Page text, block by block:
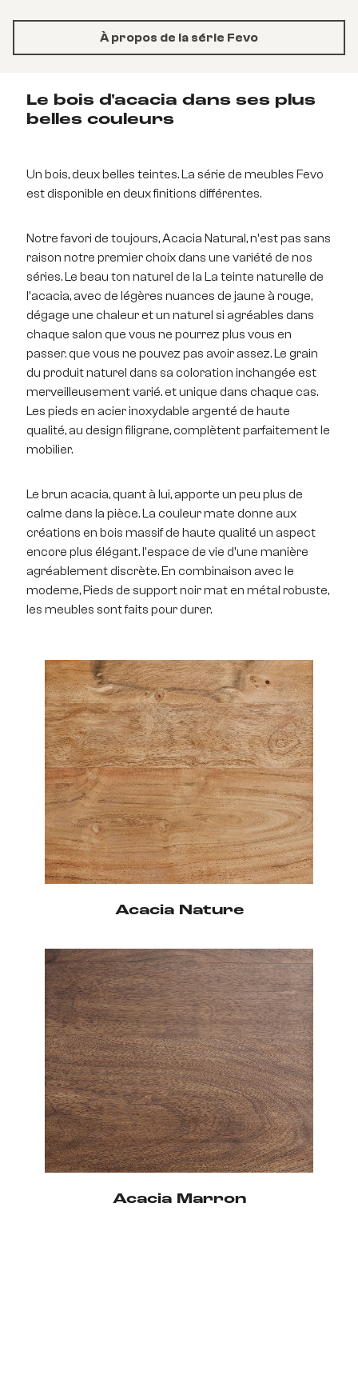
À propos de la série Fevo
Le bois d'acacia dans ses plus
belles couleurs
Un bois, deux belles teintes. La série de meubles Fevo
est disponible en deux finitions différentes.
Notre favori de toujours, Acacia Natural, n'est pas sans
raison notre premier choix dans une variété de nos
séries. Le beau ton naturel de la La teinte naturelle de
l'acacia, avec de légères nuances de jaune à rouge,
dégage une chaleur et un naturel si agréables dans
chaque salon que vous ne pourrez plus vous en
passer. que vous ne pouvez pas avoir assez. Le grain
du produit naturel dans sa coloration inchangée est
merveilleusement varié. et unique dans chaque cas.
Les pieds en acier inoxydable argenté de haute
qualité, au design filigrane, complètent parfaitement le
mobilier.
Le brun acacia, quant à lui, apporte un peu plus de
calme dans la pièce. La couleur mate donne aux
créations en bois massif de haute qualité un aspect
encore plus élégant. l'espace de vie d'une manière
agréablement discrète. En combinaison avec le
moderne, Pieds de support noir mat en métal robuste,
les meubles sont faits pour durer.
Acacia Nature
Acacia Marron